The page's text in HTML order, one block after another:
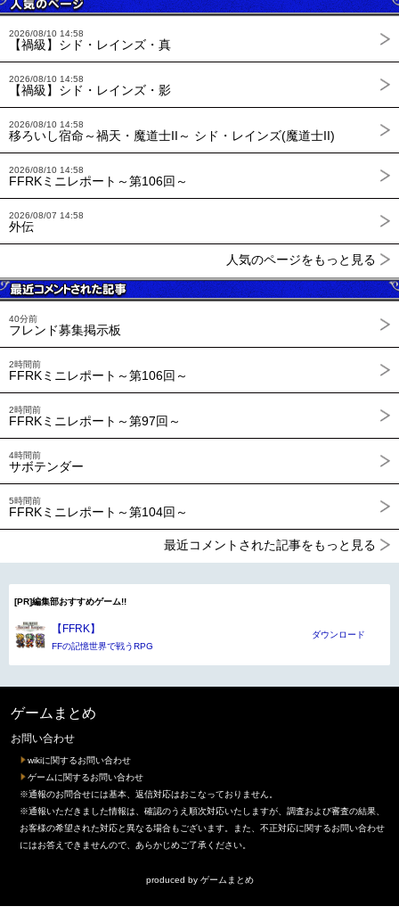
2026/08/10 14:58
【禍級】シド・レインズ・真
2026/08/10 14:58
【禍級】シド・レインズ・影
2026/08/10 14:58
移ろいし宿命～禍天・魔道士II～ シド・レインズ(魔道士II)
2026/08/10 14:58
FFRKミニレポート～第106回～
2026/08/07 14:58
外伝
人気のページをもっと見る
40分前
フレンド募集掲示板
2時間前
FFRKミニレポート～第106回～
2時間前
FFRKミニレポート～第97回～
4時間前
サボテンダー
5時間前
FFRKミニレポート～第104回～
最近コメントされた記事をもっと見る
[PR]編集部おすすめゲーム!!
【FFRK】
FFの記憶世界で戦うRPG
ダウンロード
ゲームまとめ
お問い合わせ
wikiに関するお問い合わせ
ゲームに関するお問い合わせ
※通報のお問合せには基本、返信対応はおこなっておりません。
※通報いただきました情報は、確認のうえ順次対応いたしますが、調査および審査の結果、
お客様の希望された対応と異なる場合もございます。また、不正対応に関するお問い合わせ
にはお答えできませんので、あらかじめご了承ください。
produced by ゲームまとめ